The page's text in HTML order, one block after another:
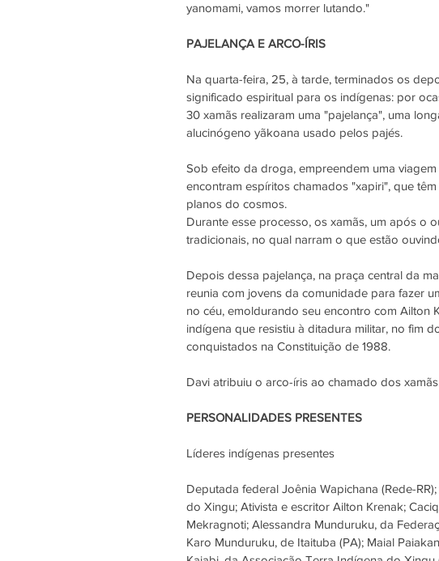
yanomami, vamos morrer lutando."
PAJELANÇA E ARCO-ÍRIS
Na quarta-feira, 25, à tarde, terminados os
significado espiritual para os indígenas: por
30 xamãs realizaram uma "pajelança", uma
alucinógeno yãkoana usado pelos pajés.
Sob efeito da droga, empreendem uma
encontram espíritos chamados "xapiri", que
planos do cosmos.
Durante esse processo, os xamãs, um após o
tradicionais, no qual narram o que estão
Depois dessa pajelança, na praça central da
reunia com jovens da comunidade para fazer
no céu, emoldurando seu encontro com Ailton
indígena que resistiu à ditadura militar, no fim
conquistados na Constituição de 1988.
Davi atribuiu o arco-íris ao chamado dos xamãs.
PERSONALIDADES PRESENTES
Líderes indígenas presentes
Deputada federal Joênia Wapichana (Rede-
do Xingu; Ativista e escritor Ailton Krenak;
Mekragnoti; Alessandra Munduruku, da
Karo Munduruku, de Itaituba (PA); Maial